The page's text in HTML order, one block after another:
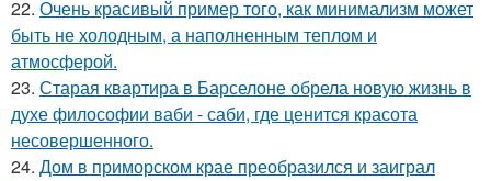
22. Очень красивый пример того, как минимализм может
быть не холодным, а наполненным теплом и
атмосферой.
23. Старая квартира в Барселоне обрела новую жизнь в
духе философии ваби - саби, где ценится красота
несовершенного.
24. Дом в приморском крае преобразился и заиграл